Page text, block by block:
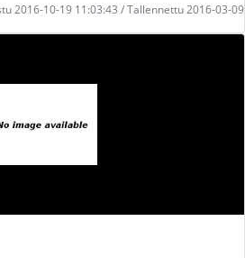
2016-10-19 11:03:43 / Tallennettu 2016-03-09